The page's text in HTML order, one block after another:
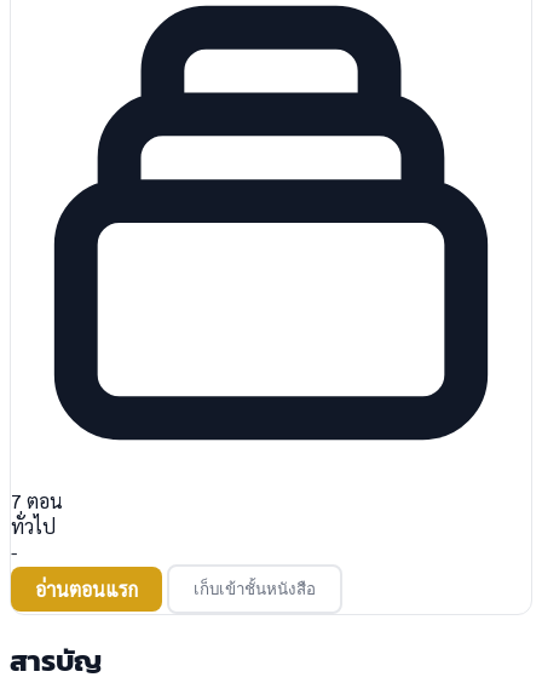
7 ตอน
ทั่วไป
-
อ่านตอนแรก
เก็บเข้าชั้นหนังสือ
สารบัญ